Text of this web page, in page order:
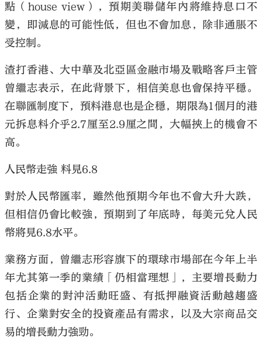
大公文匯
點（house view），預期美聯儲年內將維持息口不
變，即減息的可能性低，但也不會加息，除非通脹不
受控制。
渣打香港、大中華及北亞區金融市場及戰略客戶主管
曾繼志表示，在此背景下，相信美息也會保持平穩。
在聯匯制度下，預料港息也是企穩，期限為1個月的港
元拆息料介乎2.7厘至2.9厘之間，大幅挾上的機會不
高。
人民幣走強 料見6.8
對於人民幣匯率，雖然他預期今年也不會大升大跌，
但相信仍會比較強，預期到了年底時，每美元兌人民
幣將見6.8水平。
業務方面，曾繼志形容旗下的環球市場部在今年上半
年尤其第一季的業績「仍相當理想」，主要增長動力
包括企業的對沖活動旺盛、有抵押融資活動越趨盛
行、企業對安全的投資產品有需求，以及大宗商品交
易的增長動力強勁。